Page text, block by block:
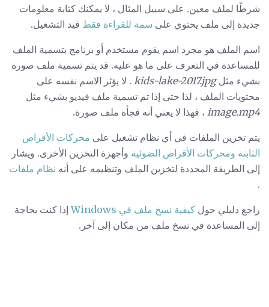
شرطًا لملف معين. على سبيل المثال ، لا يمكنك كتابة معلومات
جديدة إلى ملف يحتوي على سمة للقراءة فقط قيد التشغيل.
اسم الملف هو مجرد اسم يقوم مستخدم أو برنامج بتسمية الملف
للمساعدة في التعرف على ما هو عليه. قد يتم تسمية ملف صورة
بشيء مثلkids-lake-2017.jpg . لا يؤثر الاسم نفسه على
محتويات الملف ، لذا حتى إذا تم تسمية ملف فيديو بشيء مثل
image.mp4 ، فهذا لا يعني أنه فجأة ملف صورة.
يتم تخزين الملفات في أي نظام تشغيل على محركات الأقراص
الثابتة ومحركات الأقراص الضوئية وأجهزة التخزين الأخرى. ويشار
إلى الطريقة المحددة لتخزين الملف وتنظيمه على أنه نظام ملفات
.
راجع دليلي حول كيفية نسخ ملف في Windows
إذا كنت بحاجة
إلى المساعدة في نسخ ملف من مكان إلى آخر.